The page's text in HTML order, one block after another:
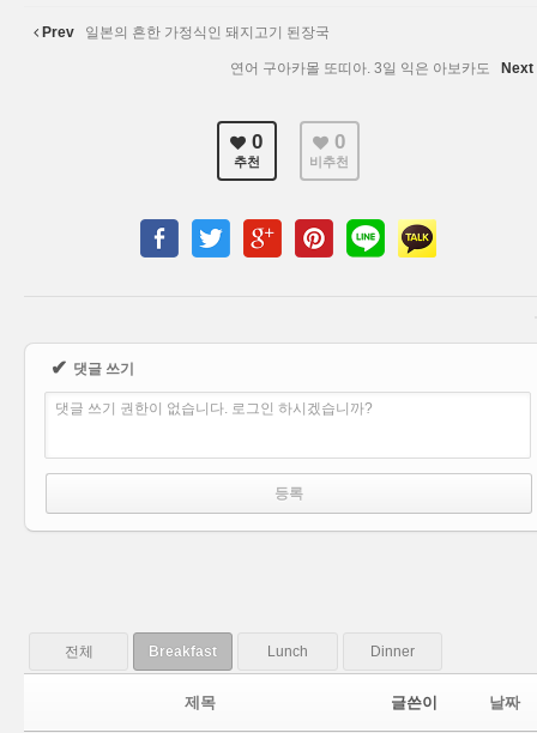
Prev 일본의 흔한 가정식인 돼지고기 된장국
연어 구아카몰 또띠아. 3일 익은 아보카도 Next
0
추천
0
비추천
✔ 댓글 쓰기
댓글 쓰기 권한이 없습니다. 로그인 하시겠습니까?
전체 Breakfast Lunch Dinner
제목 글쓴이 날짜